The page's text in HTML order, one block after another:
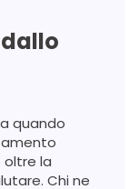
quando
oltre la
Chi ne